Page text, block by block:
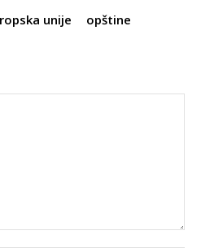
unije
opštine